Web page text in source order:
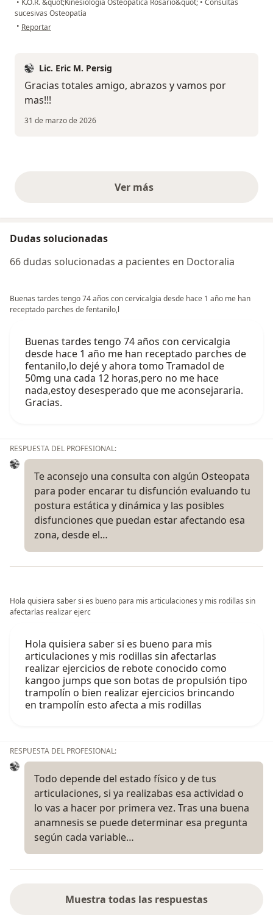
• K.O.R. &quot;Kinesiología Osteopática Rosario&quot; • Consultas
sucesivas Osteopatía
• en opinión del usuario Héctor
Reportar
Lic. Eric M. Persig
Gracias totales amigo, abrazos y vamos por
mas!!!
31 de marzo de 2026
Ver másopiniones anteriores
Dudas solucionadas
66 dudas solucionadas a pacientes en Doctoralia
Buenas tardes tengo 74 años con cervicalgia desde hace 1 año me han
receptado parches de fentanilo,l
Buenas tardes tengo 74 años con cervicalgia
desde hace 1 año me han receptado parches de
fentanilo,lo dejé y ahora tomo Tramadol de
50mg una cada 12 horas,pero no me hace
nada,estoy desesperado que me aconsejararia.
Gracias.
RESPUESTA DEL PROFESIONAL:
Te aconsejo una consulta con algún Osteopata
para poder encarar tu disfunción evaluando tu
postura estática y dinámica y las posibles
disfunciones que puedan estar afectando esa
zona, desde el…
Hola quisiera saber si es bueno para mis articulaciones y mis rodillas sin
afectarlas realizar ejerc
Hola quisiera saber si es bueno para mis
articulaciones y mis rodillas sin afectarlas
realizar ejercicios de rebote conocido como
kangoo jumps que son botas de propulsión tipo
trampolín o bien realizar ejercicios brincando
en trampolín esto afecta a mis rodillas
RESPUESTA DEL PROFESIONAL:
Todo depende del estado físico y de tus
articulaciones, si ya realizabas esa actividad o
lo vas a hacer por primera vez. Tras una buena
anamnesis se puede determinar esa pregunta
según cada variable…
Muestra todas las respuestas